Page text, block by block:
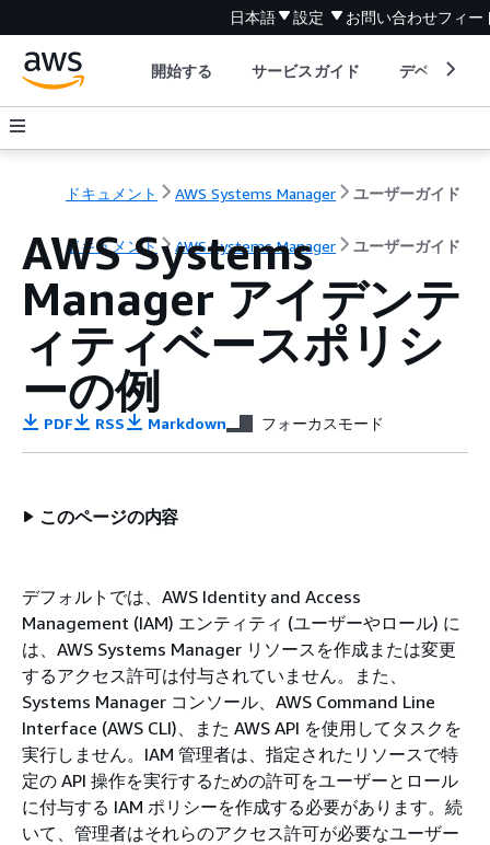
日本語 設定 お問い合わせフィー
開始する サービスガイド デベロッパ
ドキュメント AWS Systems Manager ユーザーガイド
ドキュメント AWS Systems Manager ユーザーガイド
AWS Systems
Manager アイデンテ
ィティベースポリシ
ーの例
PDF RSS Markdown フォーカスモード
このページの内容
デフォルトでは、AWS Identity and Access
Management (IAM) エンティティ (ユーザーやロール) に
は、AWS Systems Manager リソースを作成または変更
するアクセス許可は付与されていません。また、
Systems Manager コンソール、AWS Command Line
Interface (AWS CLI)、また AWS API を使用してタスクを
実行しません。IAM 管理者は、指定されたリソースで特
定の API 操作を実行するための許可をユーザーとロール
に付与する IAM ポリシーを作成する必要があります。続
いて、管理者はそれらのアクセス許可が必要なユーザー